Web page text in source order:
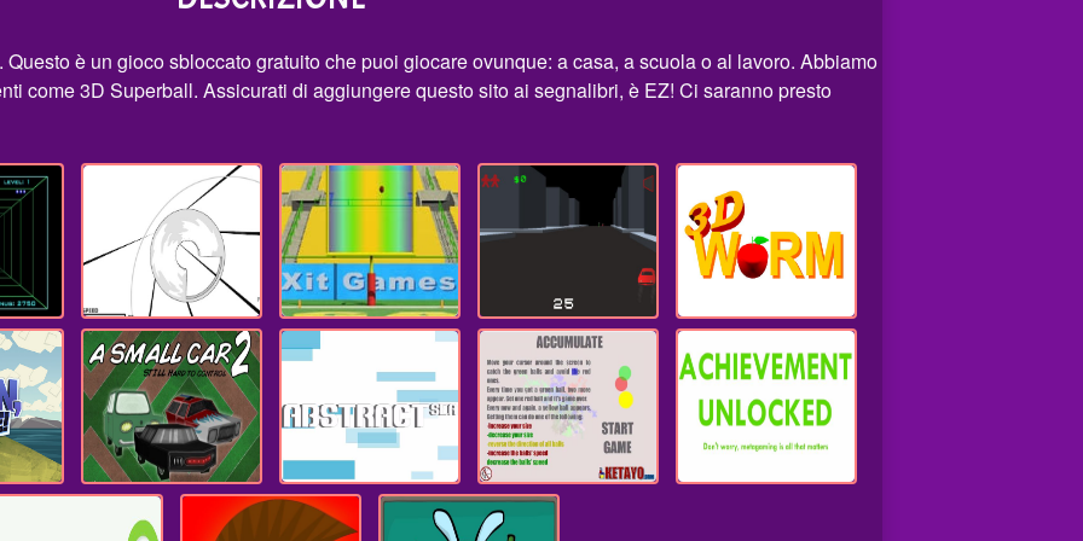
è un gioco sbloccato gratuito che puoi giocare ovunque: a casa, a scuola o al lavoro. Abbiamo
come 3D Superball. Assicurati di aggiungere questo sito ai segnalibri, è EZ! Ci saranno presto